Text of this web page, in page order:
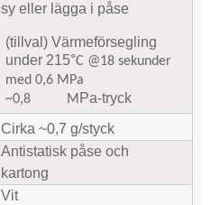
sy eller lägga i påse
(tillval) Värmeförsegling
under 215°C @18 sekunder
med 0,6 MPa
~0,8
M Pa-tryck
Cirka ~0,7 g/styck
Antistatisk påse och
kartong
Vit